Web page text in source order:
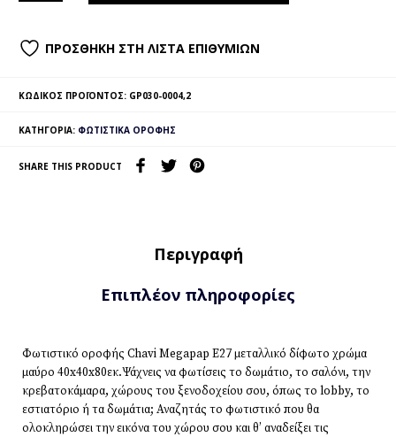
ΠΡΟΣΘΉΚΗ ΣΤΗ ΛΊΣΤΑ ΕΠΙΘΥΜΙΏΝ
ΚΩΔΙΚΌΣ ΠΡΟΪΌΝΤΟΣ: GP030-0004,2
ΚΑΤΗΓΟΡΊΑ: ΦΩΤΙΣΤΙΚΆ ΟΡΟΦΉΣ
SHARE THIS PRODUCT
Περιγραφή
Επιπλέον πληροφορίες
Φωτιστικό οροφής Chavi Megapap E27 μεταλλικό δίφωτο χρώμα
μαύρο 40x40x80εκ.Ψάχνεις να φωτίσεις το δωμάτιο, το σαλόνι, την
κρεβατοκάμαρα, χώρους του ξενοδοχείου σου, όπως το lobby, το
εστιατόριο ή τα δωμάτια; Αναζητάς το φωτιστικό που θα
ολοκληρώσει την εικόνα του χώρου σου και θ’ αναδείξει τις